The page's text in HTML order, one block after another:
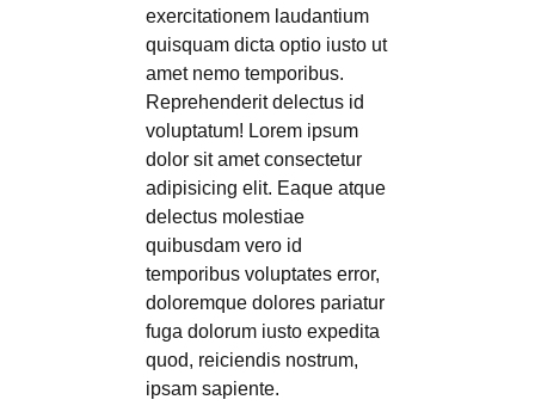
exercitationem laudantium
quisquam dicta optio iusto ut
amet nemo temporibus.
Reprehenderit delectus id
voluptatum! Lorem ipsum
dolor sit amet consectetur
adipisicing elit. Eaque atque
delectus molestiae
quibusdam vero id
temporibus voluptates error,
doloremque dolores pariatur
fuga dolorum iusto expedita
quod, reiciendis nostrum,
ipsam sapiente.